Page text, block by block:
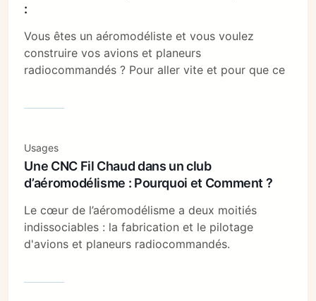
:
Vous êtes un aéromodéliste et vous voulez
construire vos avions et planeurs
radiocommandés ? Pour aller vite et pour que ce
Usages
Une CNC Fil Chaud dans un club
d’aéromodélisme : Pourquoi et Comment ?
Le cœur de l’aéromodélisme a deux moitiés
indissociables : la fabrication et le pilotage
d'avions et planeurs radiocommandés.